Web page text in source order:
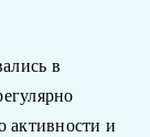
в
активности и